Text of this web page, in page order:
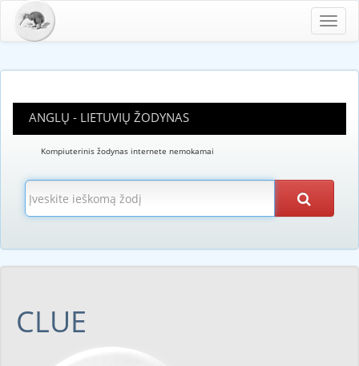
ANGLŲ - LIETUVIŲ ŽODYNAS
Kompiuterinis žodynas internete nemokamai
CLUE